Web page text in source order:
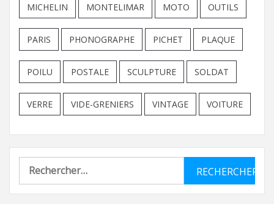
MICHELIN MONTELIMAR MOTO OUTILS
PARIS PHONOGRAPHE PICHET PLAQUE
POILU POSTALE SCULPTURE SOLDAT
VERRE VIDE-GRENIERS VINTAGE VOITURE
Rechercher :